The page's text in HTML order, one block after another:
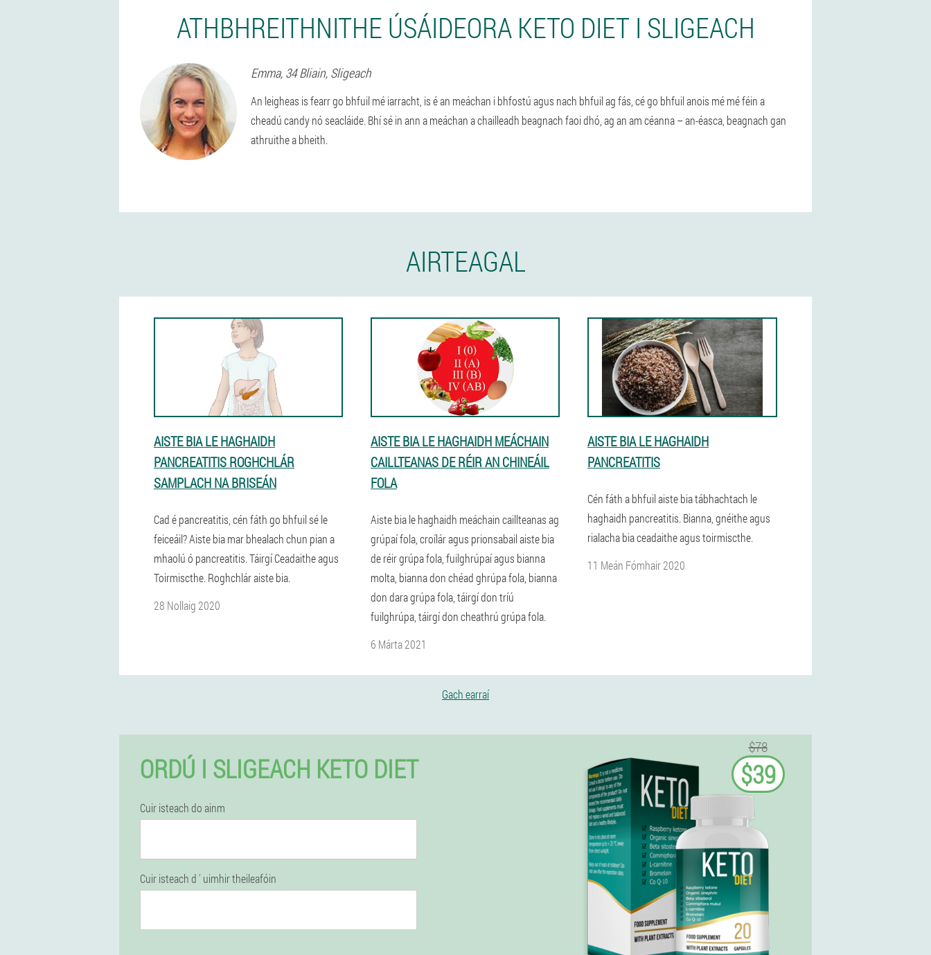
ATHBHREITHNITHE ÚSÁIDEORA KETO DIET I SLIGEACH
Emma, 34 Bliain, Sligeach
An leigheas is fearr go bhfuil mé iarracht, is é an meáchan i bhfostú agus nach bhfuil ag fás, cé go bhfuil anois mé mé féin a
cheadú candy nó seacláide. Bhí sé in ann a meáchan a chailleadh beagnach faoi dhó, ag an am céanna – an-éasca, beagnach gan
athruithe a bheith.
AIRTEAGAL
AISTE BIA LE HAGHAIDH
PANCREATITIS ROGHCHLÁR
SAMPLACH NA BRISEÁN
Cad é pancreatitis, cén fáth go bhfuil sé le
feiceáil? Aiste bia mar bhealach chun pian a
mhaolú ó pancreatitis. Táirgí Ceadaithe agus
Toirmiscthe. Roghchlár aiste bia.
28 Nollaig 2020
AISTE BIA LE HAGHAIDH MEÁCHAIN
CAILLTEANAS DE RÉIR AN CHINEÁIL
FOLA
Aiste bia le haghaidh meáchain caillteanas ag
grúpaí fola, croílár agus prionsabail aiste bia
de réir grúpa fola, fuilghrúpaí agus bianna
molta, bianna don chéad ghrúpa fola, bianna
don dara grúpa fola, táirgí don tríú
fuilghrúpa, táirgí don cheathrú grúpa fola.
6 Márta 2021
AISTE BIA LE HAGHAIDH
PANCREATITIS
Cén fáth a bhfuil aiste bia tábhachtach le
haghaidh pancreatitis. Bianna, gnéithe agus
rialacha bia ceadaithe agus toirmiscthe.
11 Meán Fómhair 2020
Gach earraí
ORDÚ I SLIGEACH KETO DIET
Cuir isteach do ainm
Cuir isteach d ' uimhir theileafóin
$78
$39